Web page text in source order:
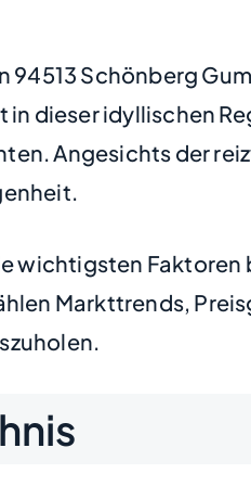
94513 Schönberg
in dieser idyllischen
Angesichts der
wichtigsten
Markttrends,